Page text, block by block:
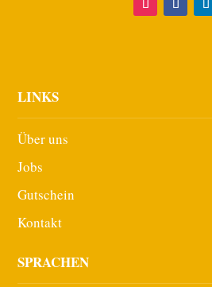
LINKS
Über uns
Jobs
Gutschein
Kontakt
SPRACHEN